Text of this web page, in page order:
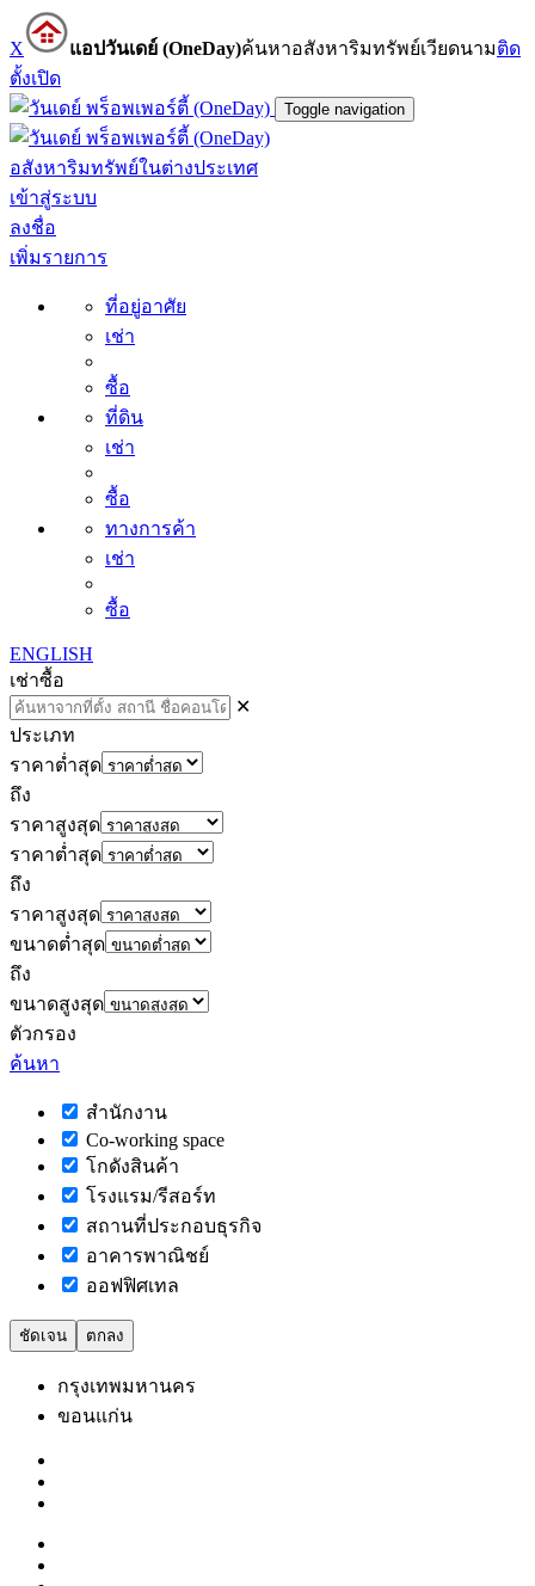
X แอปวันเดย์ (OneDay)ค้นหาอสังหาริมทรัพย์เวียดนามติด
ตั้งเปิด
Toggle navigation
อสังหาริมทรัพย์ในต่างประเทศ
เข้าสู่ระบบ
ลงชื่อ
เพิ่มรายการ
ที่อยู่อาศัย
เช่า
ซื้อ
ที่ดิน
เช่า
ซื้อ
ทางการค้า
เช่า
ซื้อ
ENGLISH
เช่าซื้อ
✕
ประเภท
ราคาต่ำสุด
ถึง
ราคาสูงสุด
ราคาต่ำสุด
ถึง
ราคาสูงสุด
ขนาดต่ำสุด
ถึง
ขนาดสูงสุด
ตัวกรอง
ค้นหา
สำนักงาน
Co-working space
โกดังสินค้า
โรงแรม/รีสอร์ท
สถานที่ประกอบธุรกิจ
อาคารพาณิชย์
ออฟฟิศเทล
ชัดเจน ตกลง
กรุงเทพมหานคร
ขอนแก่น